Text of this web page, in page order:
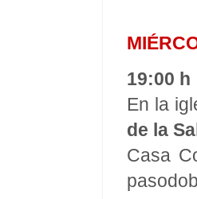
19:00 h
En la
de la
Casa